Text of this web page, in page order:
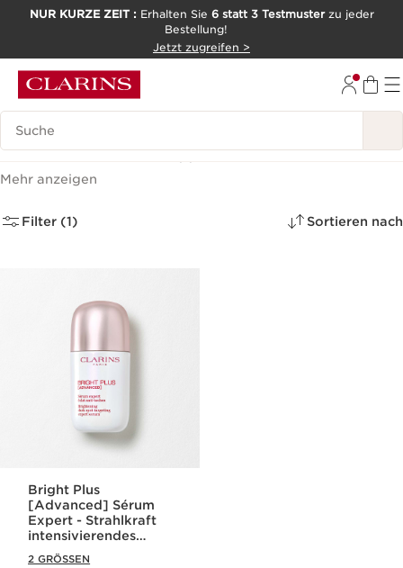
NUR KURZE ZEIT : Erhalten Sie 6 statt 3 Testmusterzu jeder
Bestellung!
Jetzt zugreifen >
Legende suchen
Gesichtsserum (1)
Mehr anzeigen
Filter (1) Sortieren nach
Bright Plus
[Advanced] Sérum
Expert - Strahlkraft
intensivierendes
Experten-Serum bei
2 GRÖSSEN